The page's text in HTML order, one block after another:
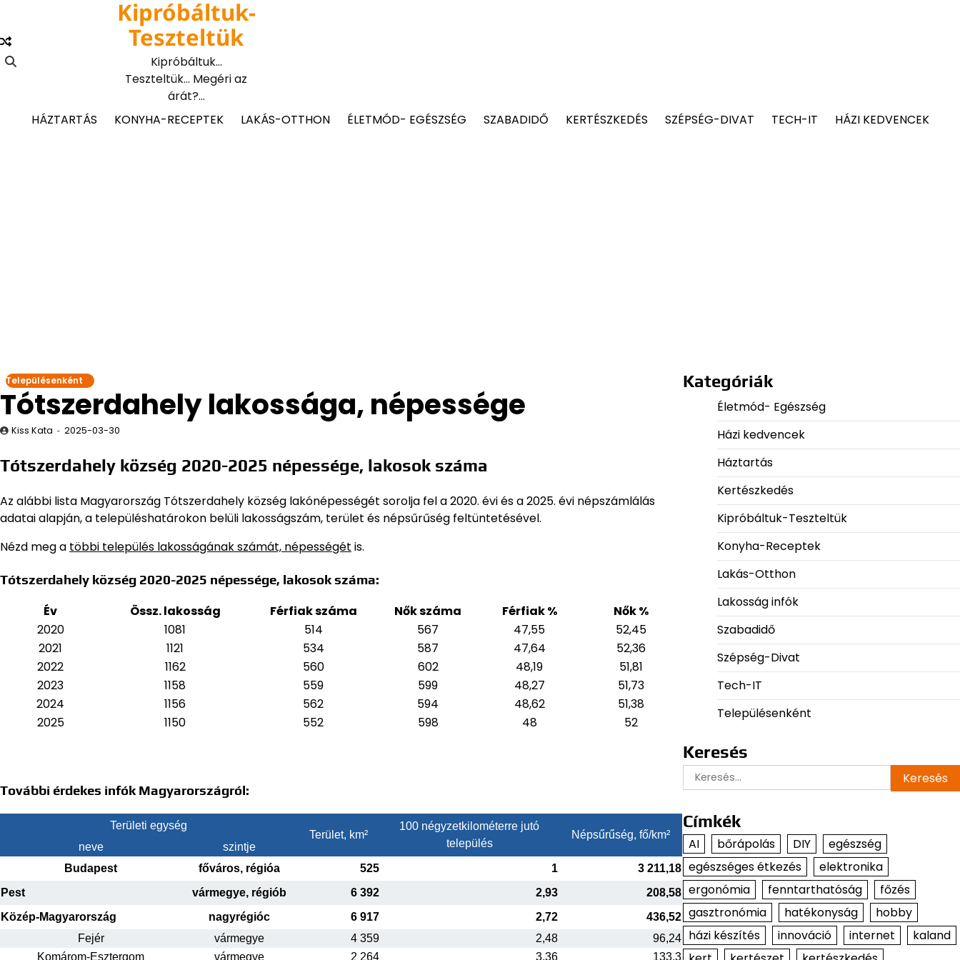
content
Kipróbáltuk-
Teszteltük
Kipróbáltuk…
Teszteltük… Megéri az
árát?…
HÁZTARTÁS
KONYHA-RECEPTEK LAKÁS-OTTHON ÉLETMÓD- EGÉSZSÉG SZABADIDŐ KERTÉSZKEDÉS SZÉPSÉG-DIVAT TECH-IT HÁZI KEDVENCEK
Településenként
Tótszerdahely lakossága, népessége
Kiss Kata 2025-03-30
Tótszerdahely község 2020-2025 népessége, lakosok száma
Az alábbi lista Magyarország Tótszerdahely község lakónépességét sorolja fel a 2020. évi és a 2025. évi népszámlálás
adatai alapján,a településhatárokon belüli lakosságszám, terület és népsűrűség feltüntetésével.
Nézd meg a többi település lakosságának számát, népességét is.
Tótszerdahely község 2020-2025 népessége, lakosok száma:
Év Össz. lakosság Férfiak száma Nők száma Férfiak %
Nők %
2020
1081 514 567 47,55
52,45
2021
1121 534 587 47,64
52,36
2022
1162 560 602 48,19
51,81
2023
1158 559 599 48,27
51,73
2024
1156 562 594 48,62
51,38
2025
1150 552 598 48 52
További érdekes infók Magyarországról:
Területi egység
Terület, km²
100 négyzetkilométerre jutó
település
Népsűrűség, fő/km²
neve
szintje
Budapest
főváros, régióa 525 1
3 211,18
Pest
vármegye, régiób 6 392 2,93
208,58
Közép-Magyarország
nagyrégióc 6 917 2,72
436,52
Fejér
vármegye 4 359 2,48
96,24
Komárom-Esztergom
vármegye 2 264 3,36 133,3
Kategóriák
Életmód- Egészség
Házi kedvencek
Háztartás
Kertészkedés
Kipróbáltuk-Teszteltük
Konyha-Receptek
Lakás-Otthon
Lakosság infók
Szabadidő
Szépség-Divat
Tech-IT
Településenként
Keresés
Keresés:
Címkék
AI bőrápolás DIY
egészség
egészséges étkezés
elektronika
ergonómia
fenntarthatóság
főzés
gasztronómia
hatékonyság
hobby
házi készítés
innováció internet
kaland